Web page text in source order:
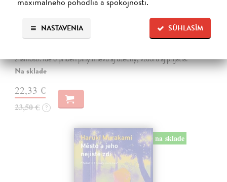
SÚHLASÍM
NASTAVENIA
Despentes Virginie| Kniha
Po trilógii Život Vernona Subutexa sa Virginie Despentes vracia s
známostí. Ide o príbeh plný hnevu aj útechy, vzdoru aj prijatia.
Na sklade
22,33 €
23,50 € ?
na sklade